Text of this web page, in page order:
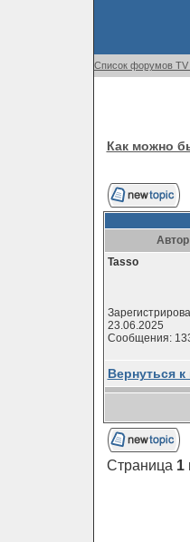
Список форумов TV
Как можно
Автор
Tasso
23.06.2025
Сообщения:
Вернуться к
Страница 1